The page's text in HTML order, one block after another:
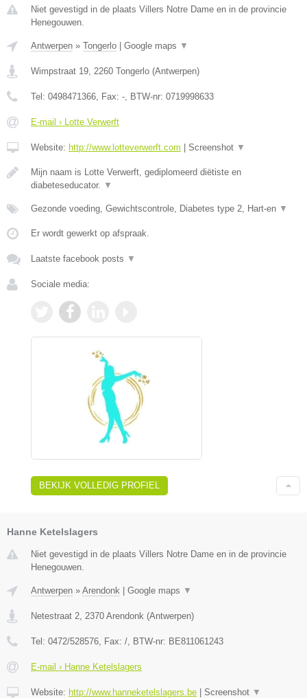
Niet gevestigd in de plaats Villers Notre Dame en in de provincie
Henegouwen.
Antwerpen » Tongerlo Google maps ▼
Wimpstraat 19, 2260 Tongerlo (Antwerpen)
Tel: 0498471366, Fax: -, BTW-nr: 0719998633
E-mail › Lotte Verwerft
Website: http://www.lotteverwerft.com Screenshot ▼
Mijn naam is Lotte Verwerft, gediplomeerd diëtiste en
diabeteseducator. ▼
Gezonde voeding, Gewichtscontrole, Diabetes type 2, Hart-en ▼
Er wordt gewerkt op afspraak.
Laatste facebook posts ▼
Sociale media:
BEKIJK VOLLEDIG PROFIEL
Hanne Ketelslagers
Niet gevestigd in de plaats Villers Notre Dame en in de provincie
Henegouwen.
Antwerpen » Arendonk | Google maps ▼
Netestraat 2 2370 Arendonk (Antwerpen)
Tel: 0472/528576 , Fax: / , BTW-nr: BE811061243
E-mail › Hanne Ketelslagers
Website: http://www.hanneketelslagers.be | Screenshot ▼